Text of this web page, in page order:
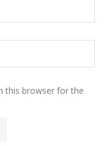
this browser for the